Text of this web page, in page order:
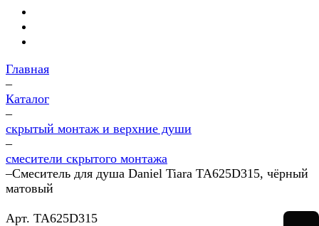
Главная
–
Каталог
–
скрытый монтаж и верхние души
–
смесители скрытого монтажа
–Смеситель для душа Daniel Tiara TA625D315, чёрный
матовый
Арт. TA625D315